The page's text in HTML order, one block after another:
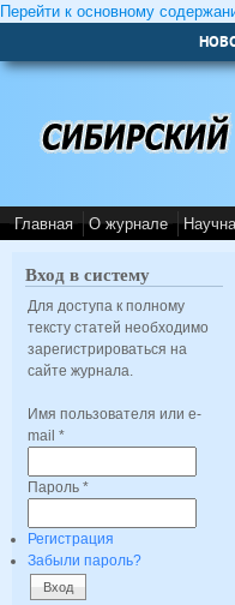
Перейти к основному
Главная О журнале
Вход в систему
Для доступа к полному
тексту статей необходимо
зарегистрироваться на
сайте журнала.
Имя пользователя или e-
mail *
Пароль *
Регистрация
Забыли пароль?